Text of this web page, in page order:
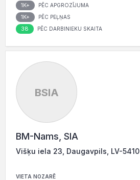
1K+ PĒC APGROZĪJUMA
1K+ PĒC PEĻŅAS
38 PĒC DARBINIEKU SKAITA
BSIA
BM-Nams, SIA
Višķu iela 23, Daugavpils, LV-5410
VIETA NOZARĒ